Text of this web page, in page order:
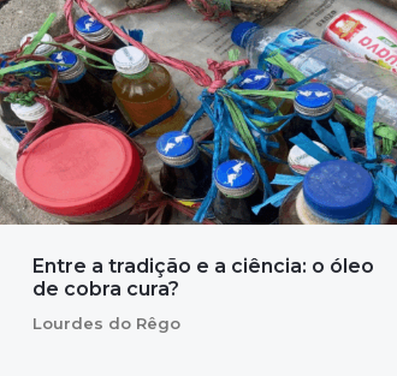
Entre a tradição e a ciência: o óleo
de cobra cura?
Lourdes do Rêgo